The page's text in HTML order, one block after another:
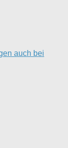
auch bei